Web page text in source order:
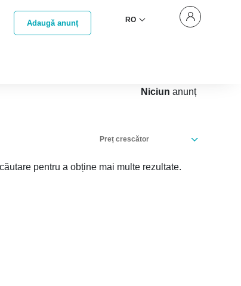
Adaugă anunț RO
Niciun anunț
Preț crescător
pentru a obține mai multe rezultate.